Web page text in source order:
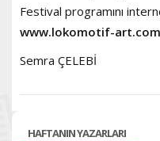
Festival programını
www.lokomotif-art.com
Semra ÇELEBİ
HAFTANIN YAZARLARI